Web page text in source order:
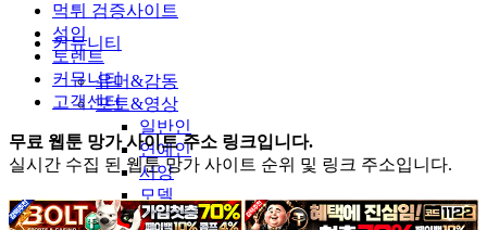
커뮤니티
유머&감동
포토&영상
일반인
연예인
서양
모델
그라비아
먹튀 검증사이트
성인
토렌트
커뮤니티
고객센터
무료 웹툰 망가 사이트 주소 링크입니다.
실시간 수집 된 웹툰 망가 사이트 순위 및 링크 주소입니다.